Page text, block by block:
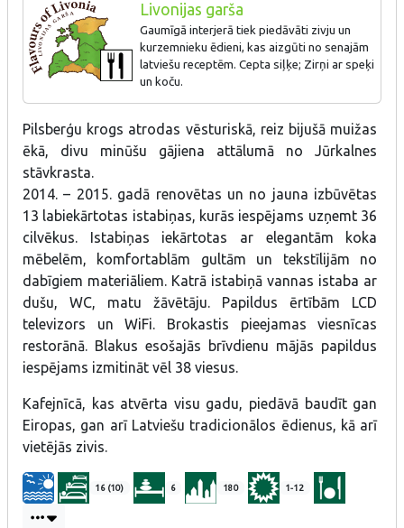
Livonijas garša
Gaumīgā interjerā tiek piedāvāti zivju un
kurzemnieku ēdieni, kas aizgūti no senajām
latviešu receptēm. Cepta siļķe; Zirņi ar speķi
un koču.
Pilsberģu krogs atrodas vēsturiskā, reiz bijušā muižas
ēkā, divu minūšu gājiena attālumā no Jūrkalnes
stāvkrasta.
2014. – 2015. gadā renovētas un no jauna izbūvētas
13 labiekārtotas istabiņas, kurās iespējams uzņemt 36
cilvēkus. Istabiņas iekārtotas ar elegantām koka
mēbelēm, komfortablām gultām un tekstīlijām no
dabīgiem materiāliem. Katrā istabiņā vannas istaba ar
dušu, WC, matu žāvētāju. Papildus ērtībām LCD
televizors un WiFi. Brokastis pieejamas viesnīcas
restorānā. Blakus esošajās brīvdienu mājās papildus
iespējams izmitināt vēl 38 viesus.
Kafejnīcā, kas atvērta visu gadu, piedāvā baudīt gan
Eiropas, gan arī Latviešu tradicionālos ēdienus, kā arī
vietējās zivis.
16 (10) 6 180 1-12